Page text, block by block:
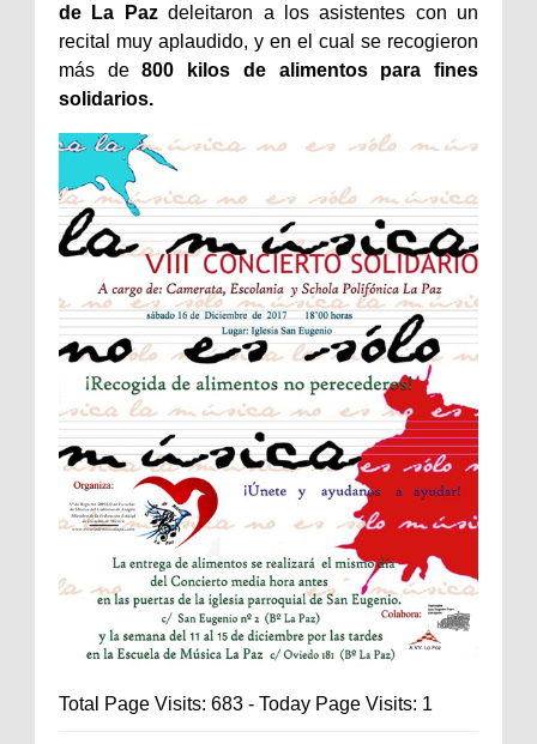
de La Pazdeleitaron a los asistentes con un
recital muy aplaudido, y en el cual se recogieron
más de800 kilos de alimentos para fines
solidarios.
Total Page Visits: 683 - Today Page Visits: 1